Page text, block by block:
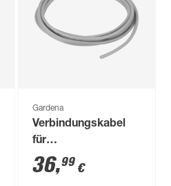
Gardena
Verbindungskabel
für
Bewässerungsventile,
24 V, 15 m
36,99 €